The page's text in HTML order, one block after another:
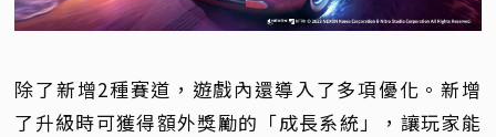
除了新增2種賽道，遊戲內還導入了多項優化。新增
了升級時可獲得額外獎勵的「成長系統」，讓玩家能